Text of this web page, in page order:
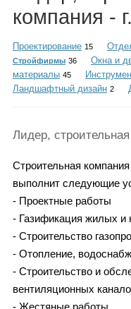
компания -
Проектирование 15
Стройфирмы 36 Окна и
материалы 45
Ландшафтный дизайн 2
Лидер,
Строительная
выполнит следующие
- Проектные работы
- Газификация жилых
- Строительство
- Отопление,
- Строительство и
вентиляционных